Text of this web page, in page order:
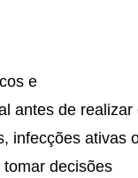
e
antes de realizar
infecções ativas
decisões